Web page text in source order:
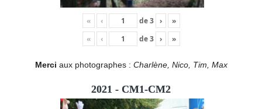
« ‹ de3 ›
»
«
‹ de3 › »
Merci aux photographes : Charlène, Nico, Tim, Max
2021 - CM1-CM2